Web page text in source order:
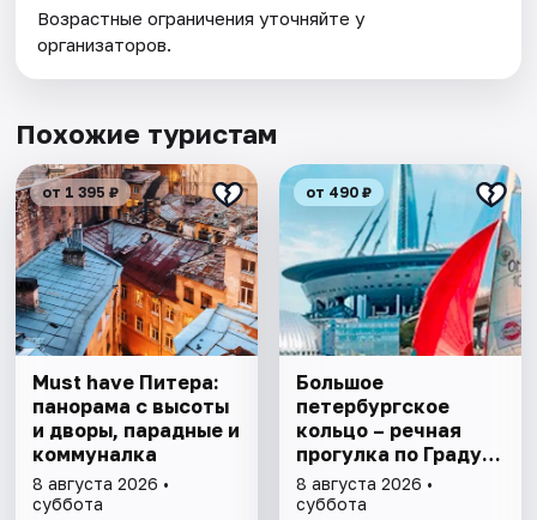
Возрастные ограничения уточняйте у
организаторов.
Похожие туристам
от 1 395 ₽
Must have Питера:
панорама с высоты
и дворы, парадные и
коммуналка
8 августа 2026 •
суббота
от 490 ₽
Большое
петербургское
кольцо – речная
прогулка пo Граду
на Неве с
авторской
8 августа 2026 •
суббота